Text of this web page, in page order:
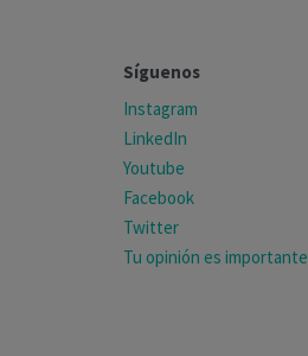
Síguenos
Instagram
LinkedIn
Youtube
Facebook
Twitter
Tu opinión es importante